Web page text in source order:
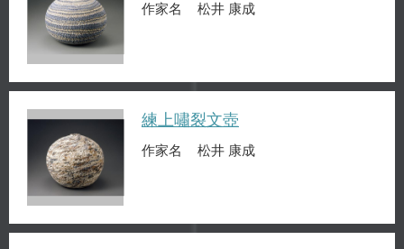
作家名 松井 康成
練上嘯裂文壺
作家名 松井 康成